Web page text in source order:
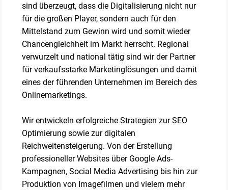
sind überzeugt, dass die Digitalisierung nicht nur
für die großen Player, sondern auch für den
Mittelstand zum Gewinn wird und somit wieder
Chancengleichheit im Markt herrscht. Regional
verwurzelt und national tätig sind wir der Partner
für verkaufsstarke Marketinglösungen und damit
eines der führenden Unternehmen im Bereich des
Onlinemarketings.
Wir entwickeln erfolgreiche Strategien zur SEO
Optimierung sowie zur digitalen
Reichweitensteigerung. Von der Erstellung
professioneller Websites über Google Ads-
Kampagnen, Social Media Advertising bis hin zur
Produktion von Imagefilmen und vielem mehr